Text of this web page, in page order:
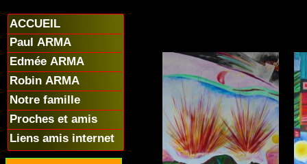
ACCUEIL
Paul ARMA
Edmée ARMA
Robin ARMA
Notre famille
Proches et amis
Liens amis internet